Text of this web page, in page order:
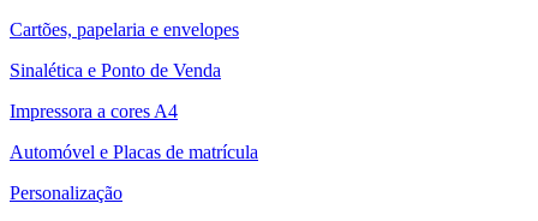
Cartões, papelaria e envelopes
Sinalética e Ponto de Venda
Impressora a cores A4
Automóvel e Placas de matrícula
Personalização